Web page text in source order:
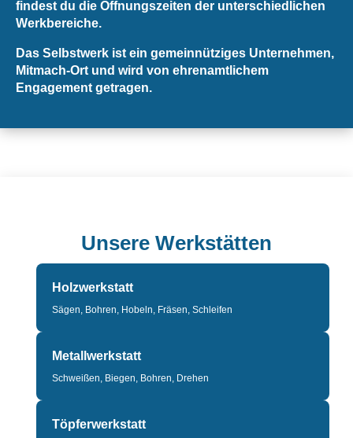
findest du die Öffnungszeiten der unterschiedlichen
Werkbereiche.
Das Selbstwerk ist ein gemeinnütziges Unternehmen,
Mitmach-Ort und wird von ehrenamtlichem
Engagement getragen.
Unsere Werkstätten
Holzwerkstatt
Sägen, Bohren, Hobeln, Fräsen, Schleifen
Metallwerkstatt
Schweißen, Biegen, Bohren, Drehen
Töpferwerkstatt